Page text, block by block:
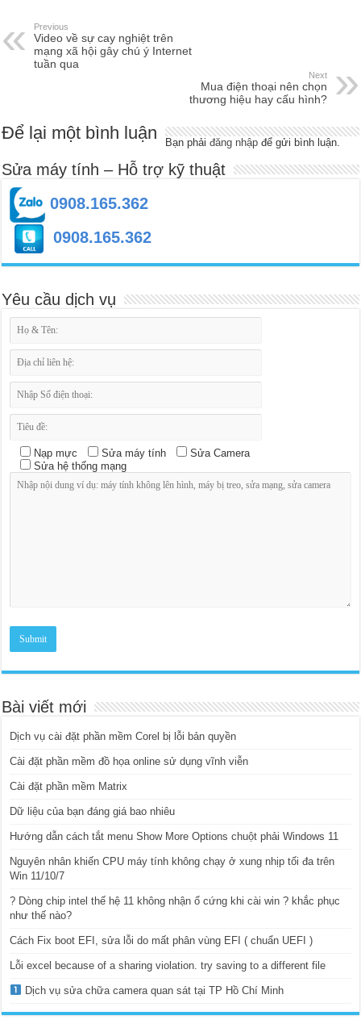
Previous
Video về sự cay nghiệt trên
mạng xã hội gây chú ý Internet
tuần qua
Next
Mua điện thoại nên chọn
thương hiệu hay cấu hình?
Để lại một bình luận Bạn phảiđăng nhập để gửi bình luận.
Sửa máy tính – Hỗ trợ kỹ thuật
0908.165.362
0908.165.362
Yêu cầu dịch vụ
Nạp mực Sửa máy tính
Sửa Camera
Sửa hệ thống mạng
Bài viết mới
Dịch vụ cài đặt phần mềm Corel bị lỗi bản quyền
Cài đặt phần mềm đồ họa online sử dụng vĩnh viễn
Cài đặt phần mềm Matrix
Dữ liệu của bạn đáng giá bao nhiêu
Hướng dẫn cách tắt menu Show More Options chuột phải Windows 11
Nguyên nhân khiến CPU máy tính không chạy ở xung nhịp tối đa trên
Win 11/10/7
? Dòng chip intel thế hệ 11 không nhận ổ cứng khi cài win ? khắc phục
như thế nào?
Cách Fix boot EFI, sửa lỗi do mất phân vùng EFI ( chuẩn UEFI )
Lỗi excel because of a sharing violation. try saving to a different file
Dịch vụ sửa chữa camera quan sát tại TP Hồ Chí Minh